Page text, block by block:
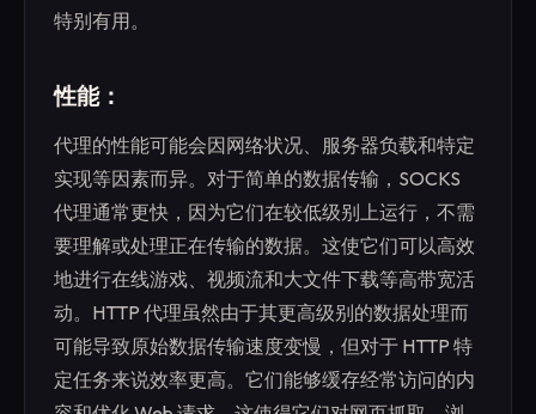
特别有用。
性能：
代理的性能可能会因网络状况、服务器负载和特定
实现等因素而异。对于简单的数据传输，SOCKS
代理通常更快，因为它们在较低级别上运行，不需
要理解或处理正在传输的数据。这使它们可以高效
地进行在线游戏、视频流和大文件下载等高带宽活
动。HTTP 代理虽然由于其更高级别的数据处理而
可能导致原始数据传输速度变慢，但对于 HTTP 特
定任务来说效率更高。它们能够缓存经常访问的内